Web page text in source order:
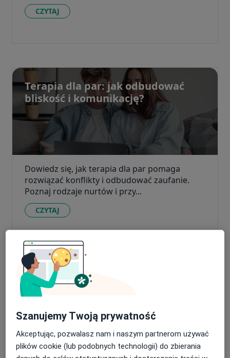
CZYTAJ
Terapia dla par: jak odbudować
bliskość i komunikację?
Dowiedz się, jak terapia dla par pomaga
rozwiązać konflikty i odbudować zaufanie.
Poznaj rodzaje nurtów i przy...
CZYTAJ
Jak działa terapia poznawczo-
behawioralna? Efekty i techniki
Szanujemy Twoją prywatność
Akceptując, pozwalasz nam i naszym partnerom używać
plików cookie (lub podobnych technologii) do zbierania